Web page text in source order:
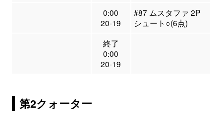
0:00
20-19
#87 ムスタファ 2P
シュート○(6点)
終了
0:00
20-19
第2クォーター